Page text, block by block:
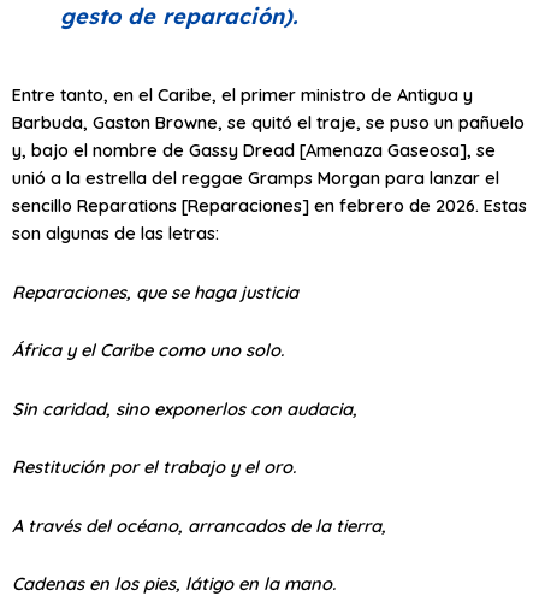
gesto de reparación).
Entre tanto, en el Caribe, el primer ministro de Antigua y
Barbuda, Gaston Browne, se quitó el traje, se puso un pañuelo
y, bajo el nombre de Gassy Dread [Amenaza Gaseosa], se
unió a la estrella del reggae Gramps Morgan para lanzar el
sencillo Reparations [Reparaciones] en febrero de 2026. Estas
son algunas de las letras:
Reparaciones, que se haga justicia
África y el Caribe como uno solo.
Sin caridad, sino exponerlos con audacia,
Restitución por el trabajo y el oro.
A través del océano, arrancados de la tierra,
Cadenas en los pies, látigo en la mano.